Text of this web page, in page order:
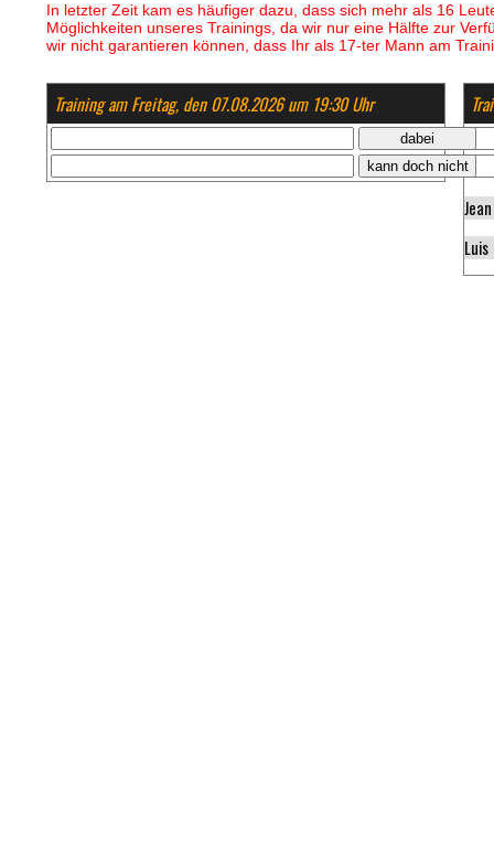
In letzter Zeit kam es häufiger dazu, dass sich mehr als 16
Möglichkeiten unseres Trainings, da wir nur eine Hälfte zur
wir nicht garantieren können, dass Ihr als 17-ter Mann am
Training am Freitag, den 07.08.2026 um 19:30 Uhr
Jean
Luis